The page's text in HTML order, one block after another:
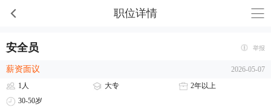
职位详情
安全员 举报
薪资面议
2026-05-07
1人
大专
2年以上
30-50岁